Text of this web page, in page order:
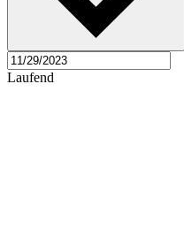
Laufend